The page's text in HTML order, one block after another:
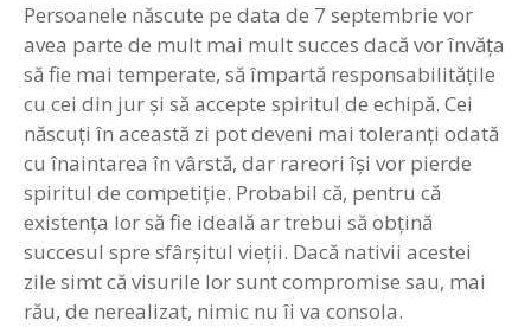
Persoanele născute pe data de 7 septembrie vor
avea parte de mult mai mult succes dacă vor învăţa
să fie mai temperate, să împartă responsabilităţile
cu cei din jur şi să accepte spiritul de echipă. Cei
născuţi în această zi pot deveni mai toleranţi odată
cu înaintarea în vârstă, dar rareori îşi vor pierde
spiritul de competiţie. Probabil că, pentru că
existenţa lor să fie ideală ar trebui să obţină
succesul spre sfârşitul vieţii. Dacă nativii acestei
zile simt că visurile lor sunt compromise sau, mai
rău, de nerealizat, nimic nu îi va consola.